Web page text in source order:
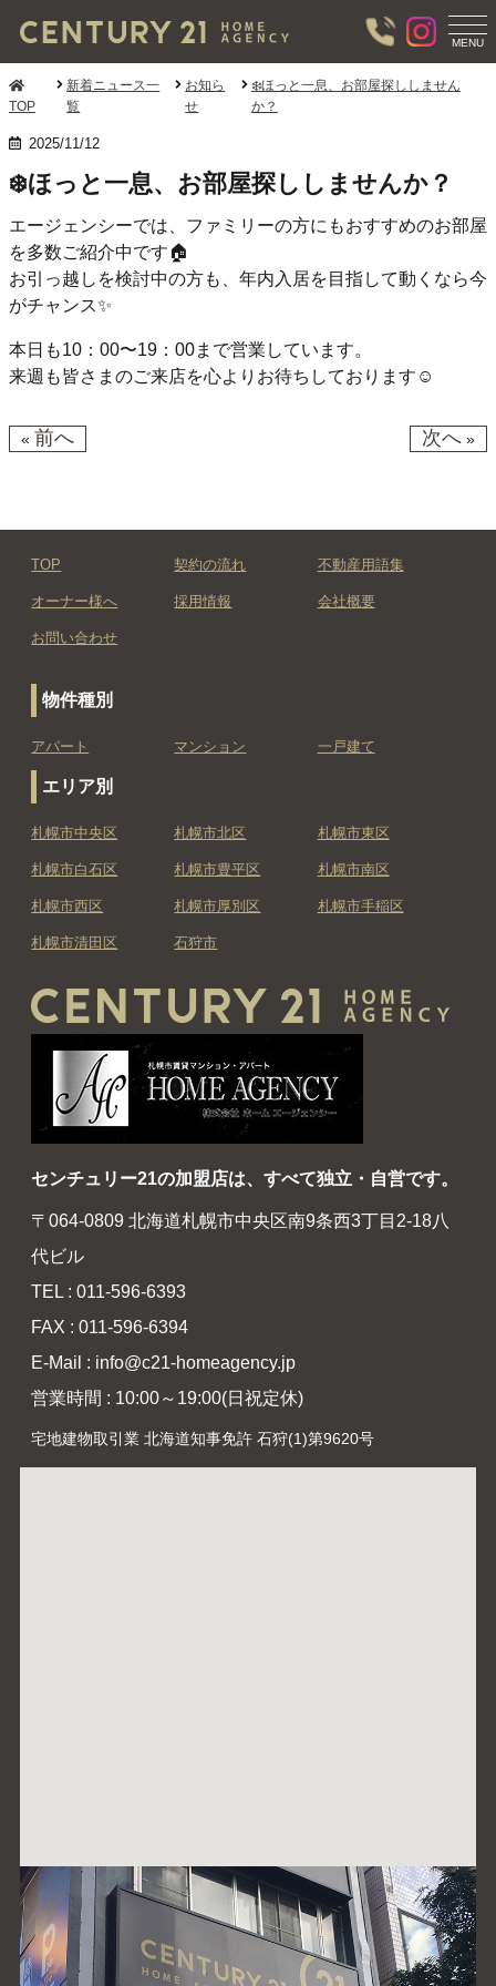
T
O
G
G
I
MENU
TOP
新着ニュース一
覧
お知ら
せ
❄️ほっと一息、お部屋探ししません
か？
2025/11/12
❄️ほっと一息、お部屋探ししませんか？
エージェンシーでは、ファミリーの方にもおすすめのお部屋
を多数ご紹介中です🏠
お引っ越しを検討中の方も、年内入居を目指して動くなら今
がチャンス✨
本日も10：00〜19：00まで営業しています。
来週も皆さまのご来店を心よりお待ちしております☺️
« 前へ 次へ »
TOP 契約の流れ 不動産用語集
オーナー様へ 採用情報 会社概要
お問い合わせ
物件種別
アパート マンション 一戸建て
エリア別
札幌市中央区 札幌市北区 札幌市東区
札幌市白石区 札幌市豊平区 札幌市南区
札幌市西区 札幌市厚別区 札幌市手稲区
札幌市清田区 石狩市
センチュリー21の加盟店は、すべて独立・自営です。
〒064-0809 北海道札幌市中央区南9条西3丁目2-18八
代ビル
TEL : 011-596-6393
FAX : 011-596-6394
E-Mail : info@c21-homeagency.jp
営業時間 : 10:00～19:00(日祝定休)
宅地建物取引業 北海道知事免許 石狩(1)第9620号